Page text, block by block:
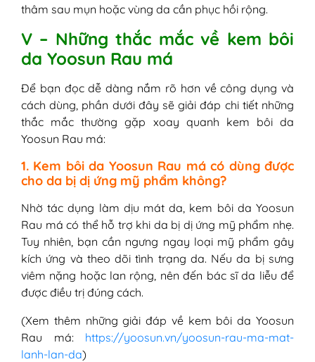
thâm sau mụn hoặc vùng da cần phục hồi rộng.
V – Những thắc mắc về kem bôi
da Yoosun Rau má
Để bạn đọc dễ dàng nắm rõ hơn về công dụng và
cách dùng, phần dưới đây sẽ giải đáp chi tiết những
thắc mắc thường gặp xoay quanh kem bôi da
Yoosun Rau má:
1. Kem bôi da Yoosun Rau má có dùng được
cho da bị dị ứng mỹ phẩm không?
Nhờ tác dụng làm dịu mát da, kem bôi da Yoosun
Rau má có thể hỗ trợ khi da bị dị ứng mỹ phẩm nhẹ.
Tuy nhiên, bạn cần ngưng ngay loại mỹ phẩm gây
kích ứng và theo dõi tình trạng da. Nếu da bị sưng
viêm nặng hoặc lan rộng, nên đến bác sĩ da liễu để
được điều trị đúng cách.
(Xem thêm những giải đáp về kem bôi da Yoosun
Rau má: https://yoosun.vn/yoosun-rau-ma-mat-
lanh-lan-da)